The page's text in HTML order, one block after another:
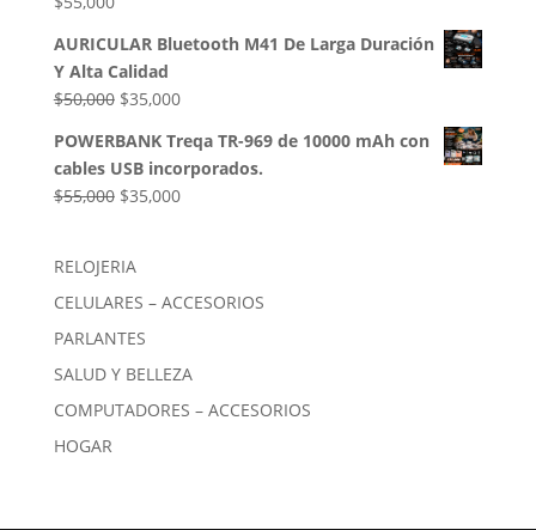
AURICULAR Bluetooth M41 De Larga Duración
Y Alta Calidad
$50,000 El
original
era:
$50,000.
$35,000El
actual
es:
$35,000.
POWERBANK Treqa TR-969 de 10000 mAh con
cables USB incorporados.
$55,000 El
era:
$55,000.
$35,000El
$35,000.
RELOJERIA
CELULARES – ACCESORIOS
PARLANTES
SALUD Y BELLEZA
COMPUTADORES – ACCESORIOS
HOGAR